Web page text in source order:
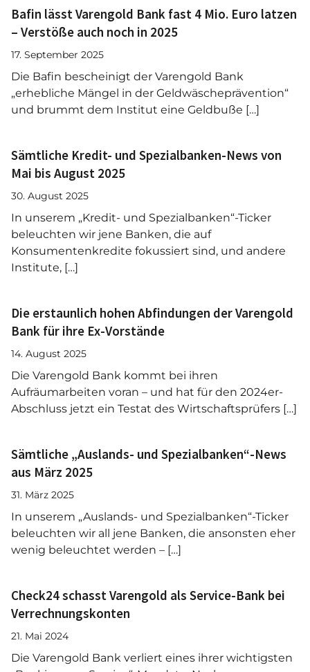
Bafin lässt Varengold Bank fast 4 Mio. Euro latzen
– Verstöße auch noch in 2025
17. September 2025
Die Bafin bescheinigt der Varengold Bank
„erhebliche Mängel in der Geldwäscheprävention“
und brummt dem Institut eine Geldbuße […]
Sämtliche Kredit- und Spezialbanken-News von
Mai bis August 2025
30. August 2025
In unserem „Kredit- und Spezialbanken“-Ticker
beleuchten wir jene Banken, die auf
Konsumentenkredite fokussiert sind, und andere
Institute, […]
Die erstaunlich hohen Abfindungen der Varengold
Bank für ihre Ex-Vorstände
14. August 2025
Die Varengold Bank kommt bei ihren
Aufräumarbeiten voran – und hat für den 2024er-
Abschluss jetzt ein Testat des Wirtschaftsprüfers […]
Sämtliche „Auslands- und Spezialbanken“-News
aus März 2025
31. März 2025
In unserem „Auslands- und Spezialbanken“-Ticker
beleuchten wir all jene Banken, die ansonsten eher
wenig beleuchtet werden – […]
Check24 schasst Varengold als Service-Bank bei
Verrechnungskonten
21. Mai 2024
Die Varengold Bank verliert eines ihrer wichtigsten